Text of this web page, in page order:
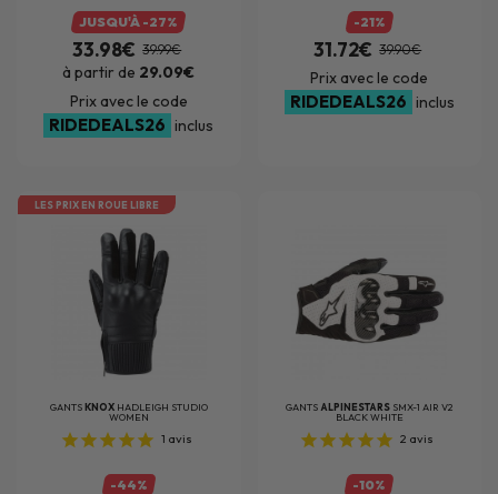
JUSQU'À -27%
33.98€ 39.99€
à partir de 29.09€
Prix avec le code
RIDEDEALS26 inclus
-21%
31.72€ 39.90€
Prix avec le code
RIDEDEALS26 inclus
LES PRIX EN ROUE LIBRE
GANTS KNOX HADLEIGH STUDIO
WOMEN
1 avis
-44%
GANTSALPINESTARS SMX-1 AIR V2
BLACK WHITE
2 avis
-10%